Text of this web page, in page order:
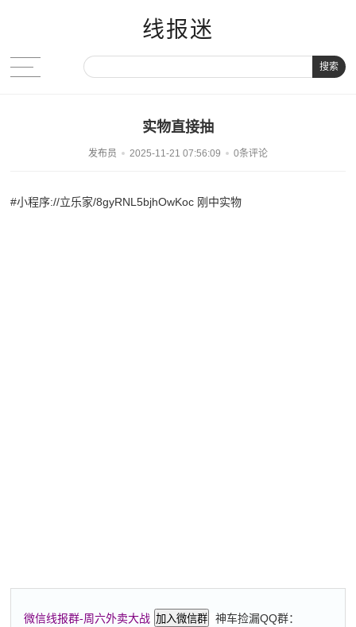
线报迷
搜索
实物直接抽
发布员 2025-11-21 07:56:09 0条评论
#小程序://立乐家/8gyRNL5bjhOwKoc 刚中实物
微信线报群-周六外卖大战 加入微信群
神车捡漏QQ群：